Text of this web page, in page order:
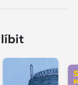
líbit